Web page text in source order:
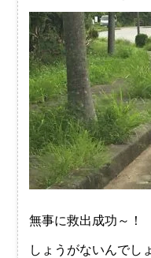
無事に救出成功～！
しょうがないんでし